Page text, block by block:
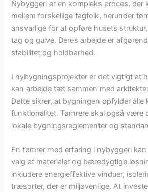
Nybyggeri er en kompleks proces, der
mellem forskellige fagfolk, herunder
ansvarlige for at opføre husets
tag og gulve. Deres arbejde er
stabilitet og holdbarhed.
I nybygningsprojekter er det vigtigt at
kan arbejde tæt sammen med
Dette sikrer, at bygningen opfylder alle
funktionalitet. Tømrere skal også være
lokale bygningsreglementer og
En tømrer med erfaring i nybyggeri
valg af materialer og bæredygtige
inkludere energieffektive vinduer,
træsorter, der er miljøvenlige. At